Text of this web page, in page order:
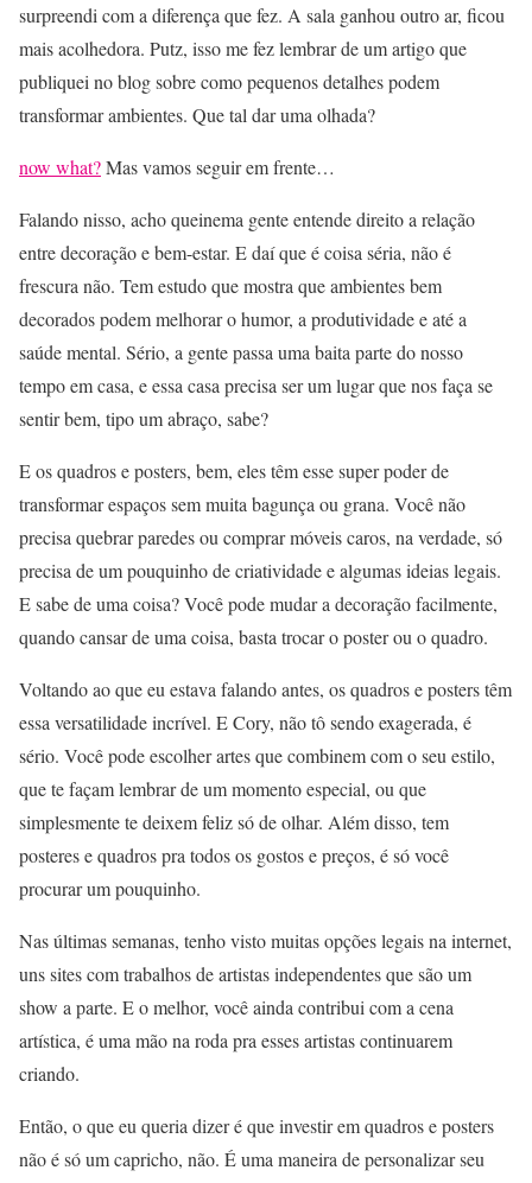
surpreendi com a diferença que fez. A sala ganhou outro ar, ficou
mais acolhedora. Putz, isso me fez lembrar de um artigo que
publiquei no blog sobre como pequenos detalhes podem
transformar ambientes. Que tal dar uma olhada?
now what?Mas vamos seguir em frente…
Falando nisso, acho queinema gente entende direito a relação
entre decoração e bem-estar. E daí que é coisa séria, não é
frescura não. Tem estudo que mostra que ambientes bem
decorados podem melhorar o humor, a produtividade e até a
saúde mental. Sério, a gente passa uma baita parte do nosso
tempo em casa, e essa casa precisa ser um lugar que nos faça se
sentir bem, tipo um abraço, sabe?
E os quadros e posters, bem, eles têm esse super poder de
transformar espaços sem muita bagunça ou grana. Você não
precisa quebrar paredes ou comprar móveis caros, na verdade, só
precisa de um pouquinho de criatividade e algumas ideias legais.
E sabe de uma coisa? Você pode mudar a decoração facilmente,
quando cansar de uma coisa, basta trocar o poster ou o quadro.
Voltando ao que eu estava falando antes, os quadros e posters têm
essa versatilidade incrível. E Cory, não tô sendo exagerada, é
sério. Você pode escolher artes que combinem com o seu estilo,
que te façam lembrar de um momento especial, ou que
simplesmente te deixem feliz só de olhar. Além disso, tem
posteres e quadros pra todos os gostos e preços, é só você
procurar um pouquinho.
Nas últimas semanas, tenho visto muitas opções legais na internet,
uns sites com trabalhos de artistas independentes que são um
show a parte. E o melhor, você ainda contribui com a cena
artística, é uma mão na roda pra esses artistas continuarem
criando.
Então, o que eu queria dizer é que investir em quadros e posters
não é só um capricho, não. É uma maneira de personalizar seu